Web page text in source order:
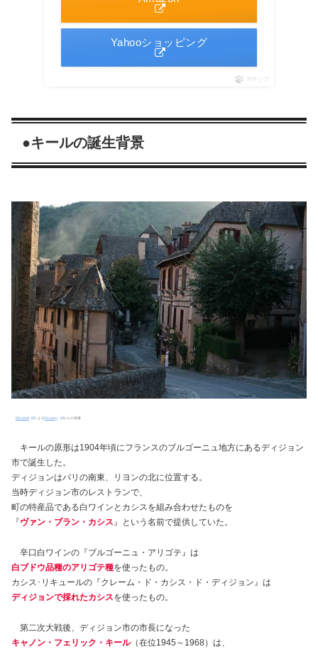
Yahooショッピング
ポチップ
●キールの誕生背景
Elisabell によるPixabay からの画像
キールの原形は1904年頃にフランスのブルゴーニュ地方にあるディジョン
市で誕生した。
ディジョンはパリの南東、リヨンの北に位置する。
当時ディジョン市のレストランで、
町の特産品である白ワインとカシスを組み合わせたものを
『ヴァン・ブラン・カシス』という名前で提供していた。
辛口白ワインの『ブルゴーニュ・アリゴテ』は
白ブドウ品種のアリゴテ種を使ったもの。
カシス･リキュールの『クレーム・ド・カシス・ド・ディジョン』は
ディジョンで採れたカシスを使ったもの。
第二次大戦後、ディジョン市の市長になった
キャノン・フェリック・キール（在位1945～1968）は、